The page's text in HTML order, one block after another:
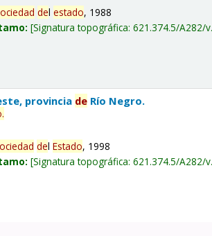
delestado, 1988
Signatura topográfica:621.374.5/A282/
provincia de Río Negro.
.
delEstado, 1998
Signatura topográfica:621.374.5/A282/